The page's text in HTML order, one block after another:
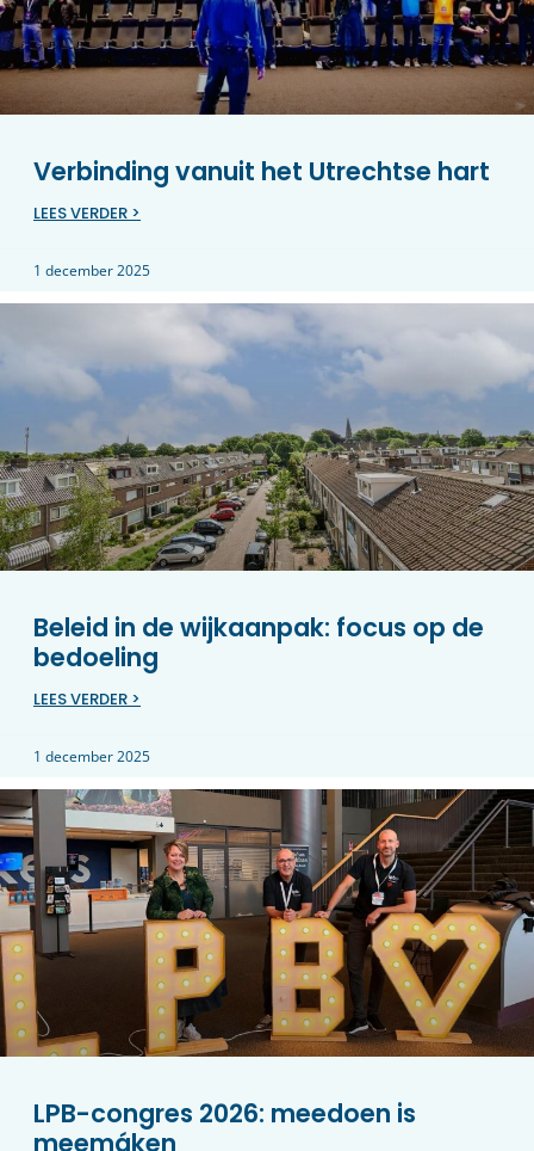
Verbinding vanuit het Utrechtse hart
LEES VERDER >
1 december 2025
Beleid in de wijkaanpak: focus op de
bedoeling
LEES VERDER >
1 december 2025
LPB-congres 2026: meedoen is
meemáken